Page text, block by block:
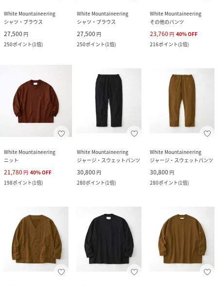
White Mountaineering
シャツ・ブラウス
27,500 円
250ポイント(1倍)
White Mountaineering
シャツ・ブラウス
27,500 円
250ポイント(1倍)
White Mountaineering
その他のパンツ
23,760 円 40%OFF
216ポイント(1倍)
White Mountaineering
ニット
21,780 円 40%OFF
198ポイント(1倍)
White Mountaineering
ジャージ・スウェットパンツ
30,800 円
280ポイント(1倍)
White Mountaineering
ジャージ・スウェットパンツ
30,800 円
280ポイント(1倍)